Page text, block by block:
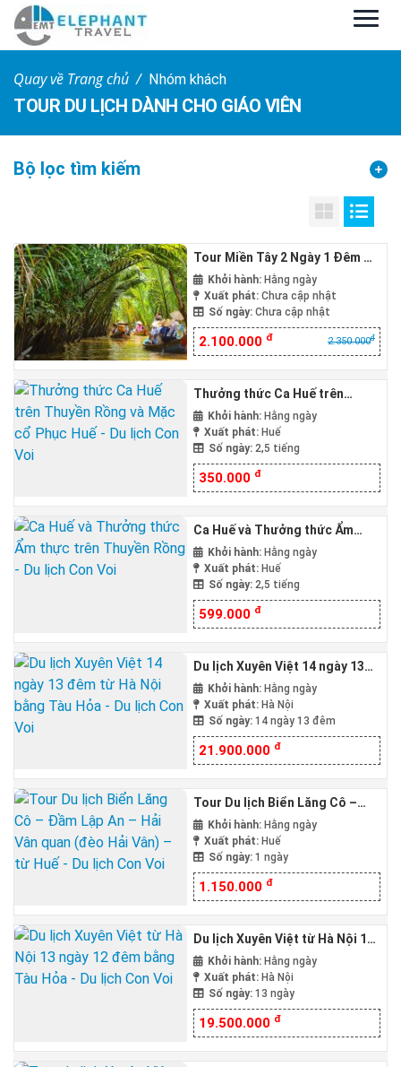
Quay về Trang chủ Nhóm khách
TOUR DU LỊCH DÀNH CHO GIÁO VIÊN
Tour Miền Tây 2 Ngày 1 Đêm Mỹ
Tho – Bến Tre
Khởi hành: Hằng ngày
Xuất phát: Chưa cập nhật
Số ngày: Chưa cập nhật
2.100.000 đ 2.350.000đ
Thưởng thức Ca Huế trên
Thuyền Rồng và Mặc cổ Phục
Huế
Khởi hành: Hằng ngày
Xuất phát: Huế
Số ngày: 2,5 tiếng
350.000 đ
Ca Huế và Thưởng thức Ẩm
thực trên Thuyền Rồng
Khởi hành: Hằng ngày
Xuất phát: Huế
Số ngày: 2,5 tiếng
599.000 đ
Du lịch Xuyên Việt 14 ngày 13
đêm từ Hà Nội bằng Tàu Hỏa
Khởi hành: Hằng ngày
Xuất phát: Hà Nội
Số ngày: 14 ngày 13 đêm
21.900.000 đ
Tour Du lịch Biển Lăng Cô –
Đầm Lập An – Hải Vân quan
(đèo Hải Vân) – từ Huế
Khởi hành: Hằng ngày
Xuất phát: Huế
Số ngày: 1 ngày
1.150.000 đ
Du lịch Xuyên Việt từ Hà Nội 13
ngày 12 đêm bằng Tàu Hỏa
Khởi hành: Hằng ngày
Xuất phát: Hà Nội
Số ngày: 13 ngày
19.500.000 đ
Bộ lọc tìm kiếm